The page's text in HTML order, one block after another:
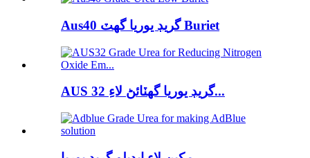
Aus40 گريڊ يوريا گھٽ Buriet
AUS 32 گريڊ يوريا گھٽائڻ لاءِ...